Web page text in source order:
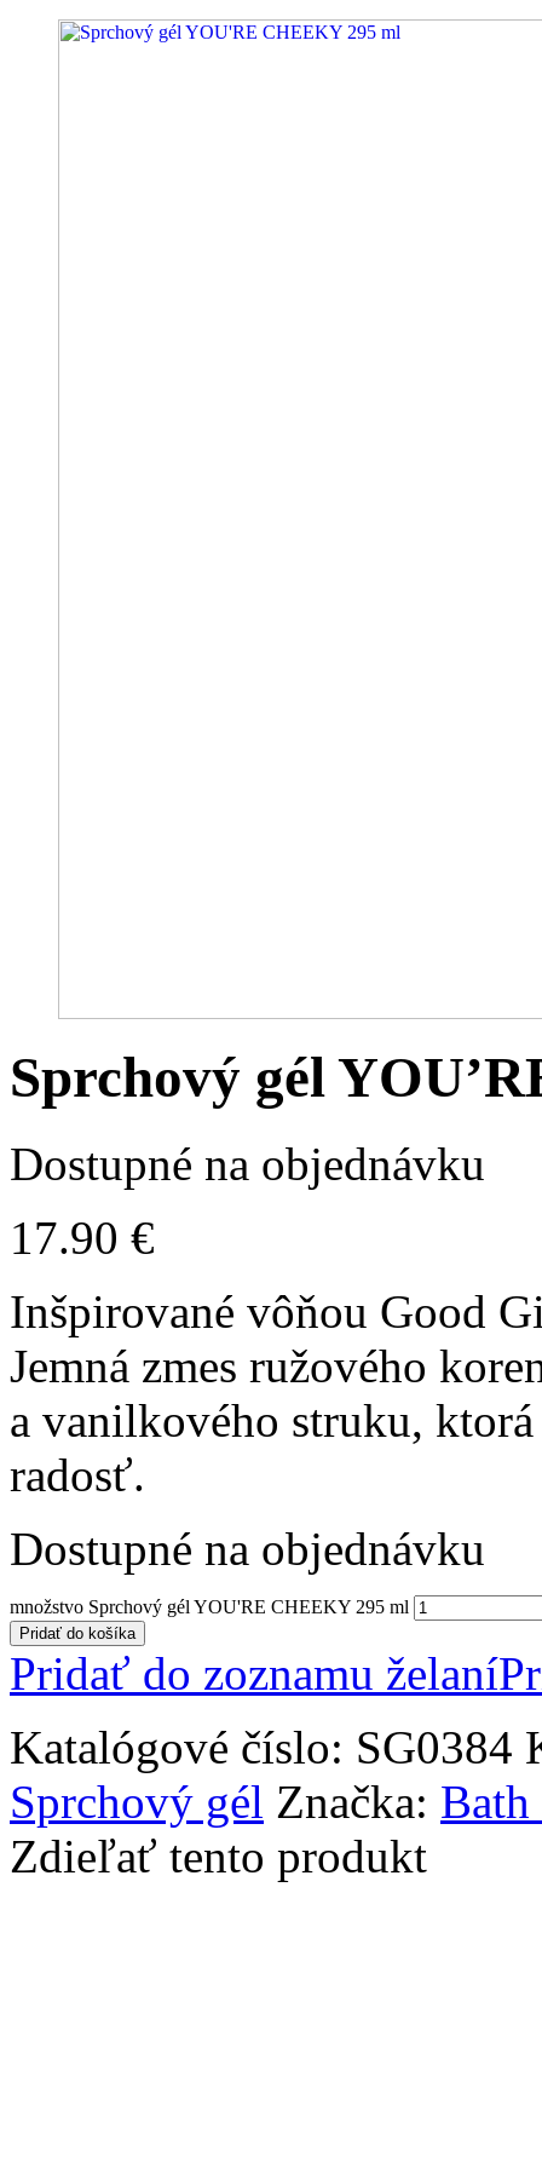
Sprchový gél
Dostupné na objednávku
17.90 €
Inšpirované vôňou Good
Jemná zmes ružového
a vanilkového struku,
radosť.
Dostupné na objednávku
množstvo Sprchový gél YOU'RE CHEEKY 295 ml
Pridať do košíka
Pridať do zoznamu želaní
Katalógové číslo: SG0384
Sprchový gél Značka:
Zdieľať tento produkt